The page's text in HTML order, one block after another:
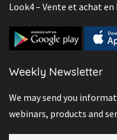
Look4 – Vente et achat
Weekly Newsletter
We may send you
webinars, products and